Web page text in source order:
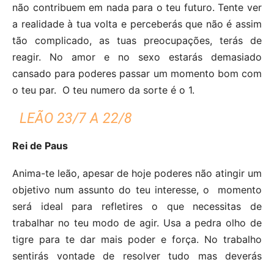
não contribuem em nada para o teu futuro. Tente ver
a realidade à tua volta e perceberás que não é assim
tão complicado, as tuas preocupações, terás de
reagir. No amor e no sexo estarás demasiado
cansado para poderes passar um momento bom com
o teu par. O teu numero da sorte é o 1.
LEÃO 23/7 A 22/8
Rei de Paus
Anima-te leão, apesar de hoje poderes não atingir um
objetivo num assunto do teu interesse, o momento
será ideal para refletires o que necessitas de
trabalhar no teu modo de agir. Usa a pedra olho de
tigre para te dar mais poder e força. No trabalho
sentirás vontade de resolver tudo mas deverás